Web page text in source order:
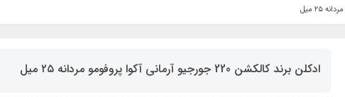
ادکلن برند کالکشن 220 جورجیو آرمانی آکوا پروفومو مردانه ٢۵ میل